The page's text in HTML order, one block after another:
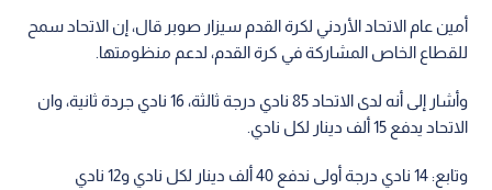
أمين عام الاتحاد الأردني لكرة القدم سيزار صوبر قال، إن الاتحاد سمح
للقطاع الخاص المشاركة في كرة القدم، لدعم منظومتها.
وأشار إلى أنه لدى الاتحاد 85 نادي درجة ثالثة، 16 نادي جردة ثانية، وان
الاتحاد يدفع 15 ألف دينار لكل نادي.
وتابع: 14 نادي درجة أولى ندفع 40 ألف دينار لكل نادي و12 نادي